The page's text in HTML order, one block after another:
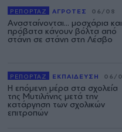
ΡΕΠΟΡΤΑΖ ΑΓΡΟΤΕΣ 06/08
Ανασταίνονται... μοσχάρια και
πρόβατα κάνουν βόλτα από
στάνη σε στάνη στη Λέσβο
ΡΕΠΟΡΤΑΖ ΕΚΠΑΙΔΕΥΣΗ 06/
Η επόμενη μέρα στα σχολεία
της Μυτιλήνης μετά την
κατάργηση των σχολικών
επιτροπών